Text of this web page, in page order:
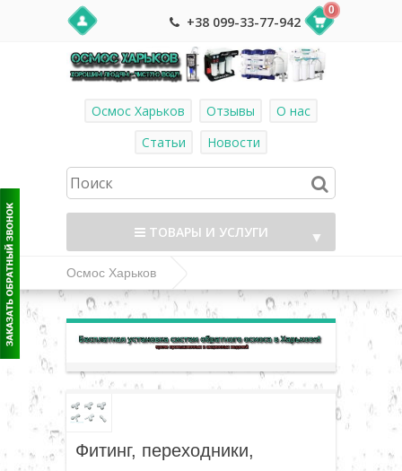
+38 099-33-77-942
0
Осмос Харьков Отзывы
О нас
Статьи
Новости
ТОВАРЫ И УСЛУГИ ▼
Осмос Харьков
Комплектующие и фитинг к системам
обратного осмоса
Фитинг, переходники, соединения, клапана,
фурнитура
Фитинг, переходники,